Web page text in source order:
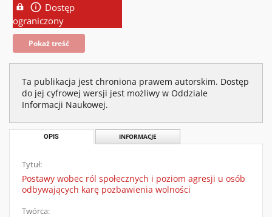
Dostęp
ograniczony
Pokaż treść
Ta publikacja jest chroniona prawem autorskim. Dostęp
do jej cyfrowej wersji jest możliwy w Oddziale
Informacji Naukowej.
OPIS INFORMACJE
Tytuł:
Postawy wobec ról społecznych i poziom agresji u osób
odbywających karę pozbawienia wolności
Twórca: